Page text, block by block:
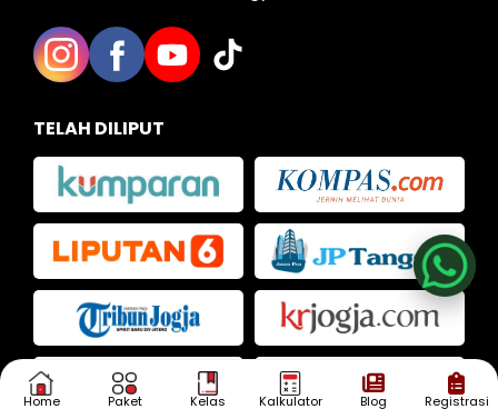
Home Paket Kelas Kalkulator Blog Registrasi
Nia
Kak Iva
Kak Dias
TELAH DILIPUT